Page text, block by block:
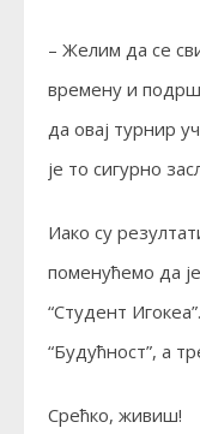
– Желим да се
времену и
да овај турнир
је то сигурно
Иако су
поменућемо да
“Студент
“Будућност”, а
Срећко, живиш!